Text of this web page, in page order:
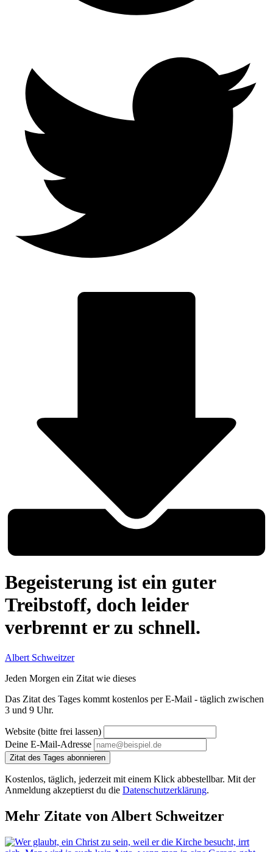
Begeisterung ist ein guter
Treibstoff, doch leider
verbrennt er zu schnell.
Albert Schweitzer
Jeden Morgen ein Zitat wie dieses
Das Zitat des Tages kommt kostenlos per E-Mail - täglich zwischen
3 und 9 Uhr.
Website (bitte frei lassen)
Deine E-Mail-Adresse
Zitat des Tages abonnieren
Kostenlos, täglich, jederzeit mit einem Klick abbestellbar. Mit der
Anmeldung akzeptierst du die Datenschutzerklärung.
Mehr Zitate von Albert Schweitzer